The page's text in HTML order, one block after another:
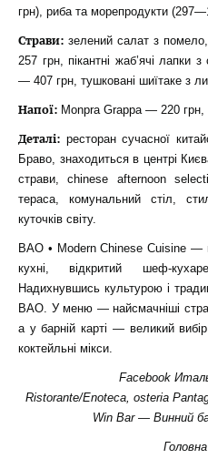
грн), риба та морепродукти
Страви: зелений салат з
257 грн, пікантні жаб’ячі лапки
— 407 грн, тушковані шиїтаке з
Напої: Monpra Grappa — 220
Деталі: ресторан сучасної
Браво, знаходиться в центрі
страви, chinese afternoon
тераса, комунальний стіл,
куточків світу.
BAO • Modern Chinese Cuisine —
кухні, відкритий шеф-
Надихнувшись культурою і
BAO. У меню — найсмачніші
а у барній карті — великий
коктейльні мікси.
Facebook
Ristorante/Enoteсa, osteria
Win Bar — Винний